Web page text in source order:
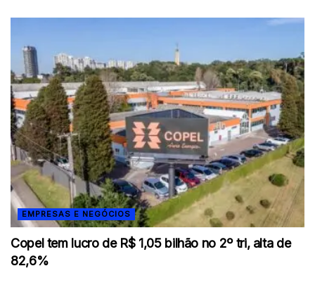
EMPRESAS E NEGÓCIOS
Copel tem lucro de R$ 1,05 bilhão no 2º tri, alta de
82,6%